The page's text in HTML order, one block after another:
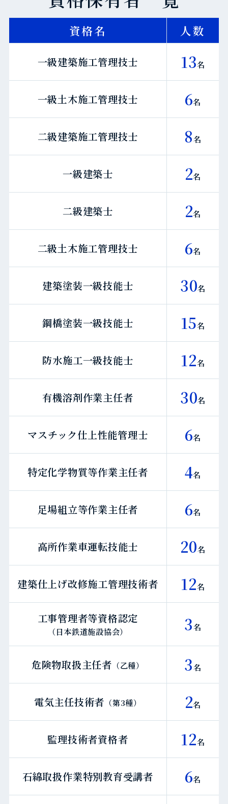
資格名 人数
一級建築施工管理技士 13名
一級土木施工管理技士 6名
二級建築施工管理技士 8名
一級建築士 2名
二級建築士 2名
二級土木施工管理技士 6名
建築塗装一級技能士 30名
鋼橋塗装一級技能士 15名
防水施工一級技能士 12名
有機溶剤作業主任者 30名
マスチック仕上性能管理士 6名
特定化学物質等作業主任者 4名
足場組立等作業主任者 6名
高所作業車運転技能士 20名
建築仕上げ改修施工管理技術者 12名
工事管理者等資格認定
（日本鉄道施設協会） 3名
危険物取扱主任者 （乙種） 3名
電気主任技術者 （第3種） 2名
監理技術者資格者 12名
石綿取扱作業特別教育受講者 6名